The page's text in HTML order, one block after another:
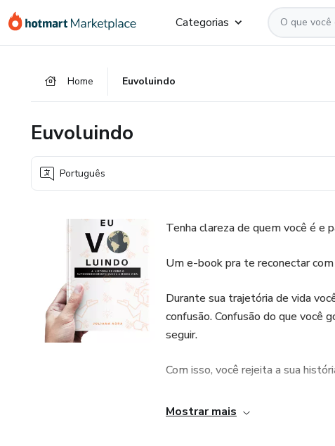
para
para
para
Categorias
Home Euvoluindo
Euvoluindo
Português
Tenha clareza de quem você é e
Um e-book pra te reconectar com
Durante sua trajetória de vida
confusão. Confusão do que você
seguir.
Com isso, você rejeita a sua
Quando você se reconecta com a
Mostrar mais